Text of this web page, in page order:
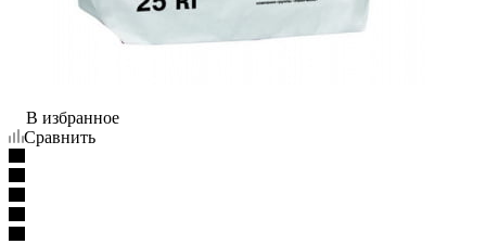
В избранное
Сравнить